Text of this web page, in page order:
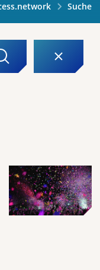
Suche